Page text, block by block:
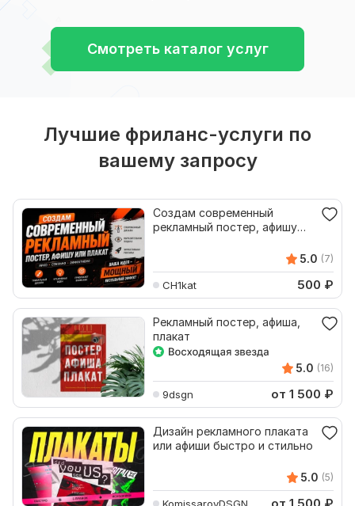
Смотреть каталог услуг
Лучшие фриланс-услуги по
вашему запросу
Создам современный
рекламный постер, афишу
5.0 (7)
CH1kat 500 ₽
Рекламный постер, афиша,
плакат
5.0 (16)
9dsgn от 1 500 ₽
Дизайн рекламного плаката
или афиши быстро и стильно
5.0 (5)
KomissarovDSGN